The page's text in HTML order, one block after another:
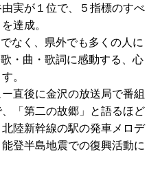
実が１位で、５指標のすべ
達成。
なく、県外でも多くの人に
・曲・歌詞に感動する、心
。
直後に金沢の放送局で番組
「第二の故郷」と語るほど
陸新幹線の駅の発車メロデ
登半島地震での復興活動に